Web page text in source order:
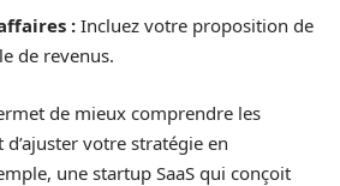
: Incluez votre proposition de
de revenus.
de mieux comprendre les
votre stratégie en
une startup SaaS qui conçoit